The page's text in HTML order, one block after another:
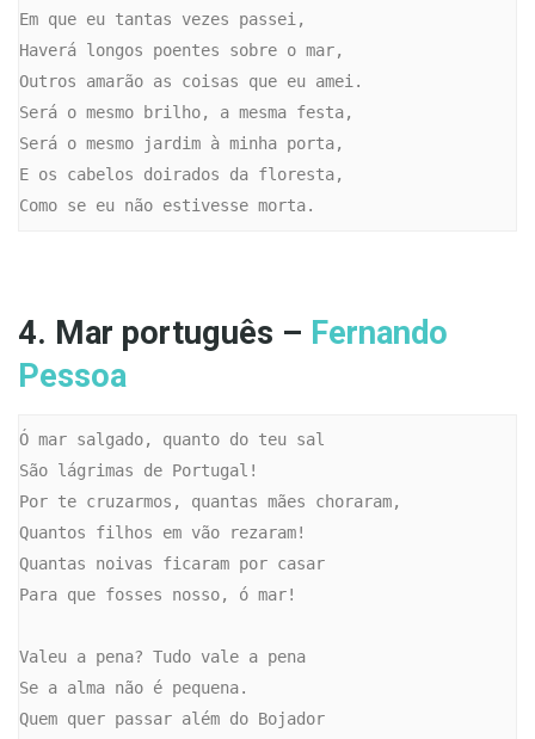
Em que eu tantas vezes passei,
Haverá longos poentes sobre o mar,
Outros amarão as coisas que eu amei.
Será o mesmo brilho, a mesma festa,
Será o mesmo jardim à minha porta,
E os cabelos doirados da floresta,
Como se eu não estivesse morta.
4. Mar português – Fernando
Pessoa
Ó mar salgado, quanto do teu sal
São lágrimas de Portugal!
Por te cruzarmos, quantas mães choraram,
Quantos filhos em vão rezaram!
Quantas noivas ficaram por casar
Para que fosses nosso, ó mar!
Valeu a pena? Tudo vale a pena
Se a alma não é pequena.
Quem quer passar além do Bojador